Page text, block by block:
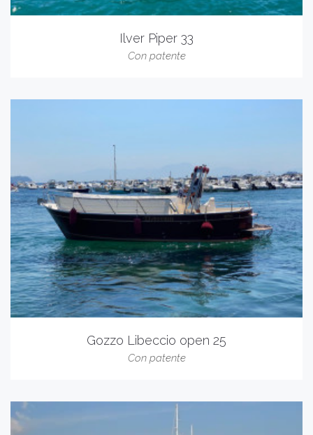
Ilver Piper 33
Con patente
Gozzo Libeccio open 25
Con patente